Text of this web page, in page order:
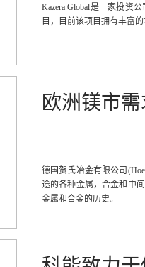
Kazera Global是一家投资
目，目前该项目拥有丰富
欧洲镁市
德国贺氏冶金有限公司
途的各种金属，合金和中
金属和合金的历史。